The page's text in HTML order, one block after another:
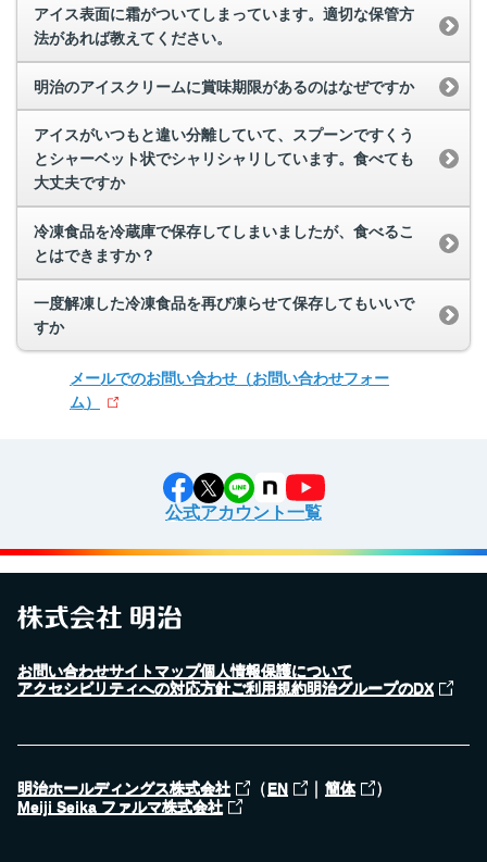
アイス表面に霜がついてしまっています。適切な保管方
法があれば教えてください。
明治のアイスクリームに賞味期限があるのはなぜですか
アイスがいつもと違い分離していて、スプーンですくう
とシャーベット状でシャリシャリしています。食べても
大丈夫ですか
冷凍食品を冷蔵庫で保存してしまいましたが、食べるこ
とはできますか？
一度解凍した冷凍食品を再び凍らせて保存してもいいで
すか
メールでのお問い合わせ （お問い合わせフォー
ム）
公式アカウント一覧
お問い合わせサイトマップ個人情報保護について
アクセシビリティへの対応方針ご利用規約明治グループのDX
明治ホールディングス株式会社 （EN ｜ 簡体 ）
Meiji Seika ファルマ株式会社